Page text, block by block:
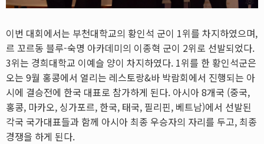
이번 대회에서는 부천대학교의 황인석 군이 1위를 차지하였으며,
르 꼬르동 블루-숙명 아카데미의 이종혁 군이 2위로 선발되었다.
3위는 경희대학교 이예슬 양이 차지하였다. 1위를 한 황인석군은
오는 9월 홍콩에서 열리는 레스토랑&바 박람회에서 진행되는 아
시에 결승전에 한국 대표로 참가하게 된다. 아시아 8개국 (중국,
홍콩, 마카오, 싱가포르, 한국, 태국, 필리핀, 베트남)에서 선발된
각국 국가대표들과 함께 아시아 최종 우승자의 자리를 두고, 최종
경쟁을 하게 된다.